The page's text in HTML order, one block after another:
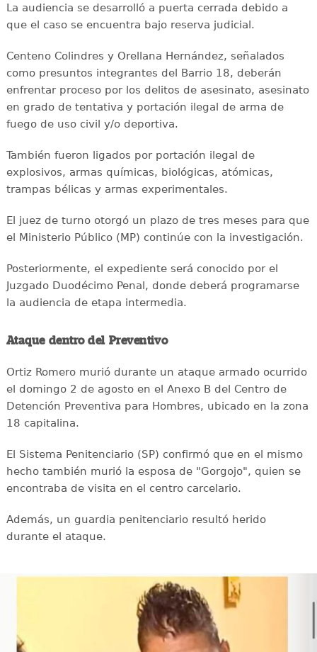
La audiencia se desarrolló a puerta cerrada debido a
que el caso se encuentra bajo reserva judicial.
Centeno Colindres y Orellana Hernández, señalados
como presuntos integrantes del Barrio 18, deberán
enfrentar proceso por los delitos de asesinato, asesinato
en grado de tentativa y portación ilegal de arma de
fuego de uso civil y/o deportiva.
También fueron ligados por portación ilegal de
explosivos, armas químicas, biológicas, atómicas,
trampas bélicas y armas experimentales.
El juez de turno otorgó un plazo de tres meses para que
el Ministerio Público (MP) continúe con la investigación.
Posteriormente, el expediente será conocido por el
Juzgado Duodécimo Penal, donde deberá programarse
la audiencia de etapa intermedia.
Ataque dentro del Preventivo
Ortiz Romero murió durante un ataque armado ocurrido
el domingo 2 de agosto en el Anexo B del Centro de
Detención Preventiva para Hombres, ubicado en la zona
18 capitalina.
El Sistema Penitenciario (SP) confirmó que en el mismo
hecho también murió la esposa de "Gorgojo", quien se
encontraba de visita en el centro carcelario.
Además, un guardia penitenciario resultó herido
durante el ataque.